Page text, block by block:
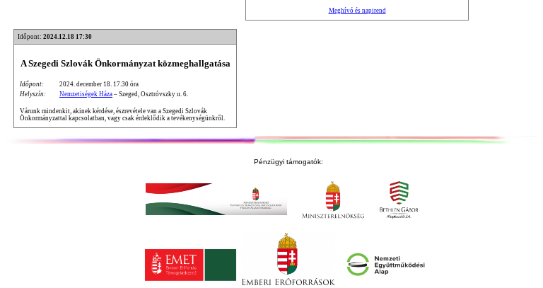
Meghívó és napirend
Időpont: 2024.12.18 17:30
A Szegedi Szlovák Önkormányzat közmeghallgatása
Időpont:
2024. december 18. 17.30 óra
Helyszín:
Nemzetiségek Háza – Szeged, Osztróvszky u. 6.
Várunk mindenkit, akinek kérdése, észrevétele van a Szegedi Szlovák
Önkormányzattal kapcsolatban, vagy csak érdeklődik a tevékenységünkről.
Pénzügyi támogatók: